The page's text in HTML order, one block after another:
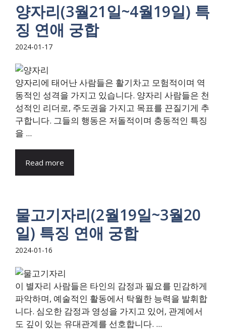
양자리(3월21일~4월19일) 특
징 연애 궁합
2024-01-17
양자리에 태어난 사람들은 활기차고 모험적이며 역
동적인 성격을 가지고 있습니다. 양자리 사람들은 천
성적인 리더로, 주도권을 가지고 목표를 끈질기게 추
구합니다. 그들의 행동은 저돌적이며 충동적인 특징
을 ...
Read more
물고기자리(2월19일~3월20
일) 특징 연애 궁합
2024-01-16
이 별자리 사람들은 타인의 감정과 필요를 민감하게
파악하며, 예술적인 활동에서 탁월한 능력을 발휘합
니다. 심오한 감정과 영성을 가지고 있어, 관계에서
도 깊이 있는 유대관계를 선호합니다. ...